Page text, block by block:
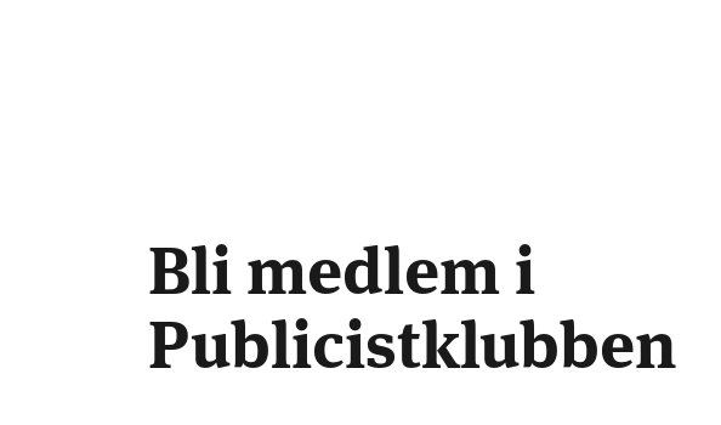
Bli medlem i
Publicistklubben